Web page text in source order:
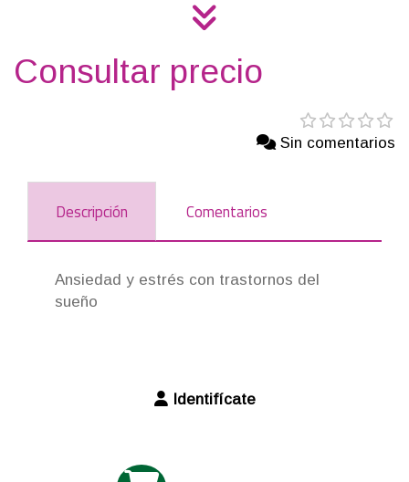
Consultar precio
Sin comentarios
Descripción Comentarios
Ansiedad y estrés con trastornos del
sueño
Identifícate